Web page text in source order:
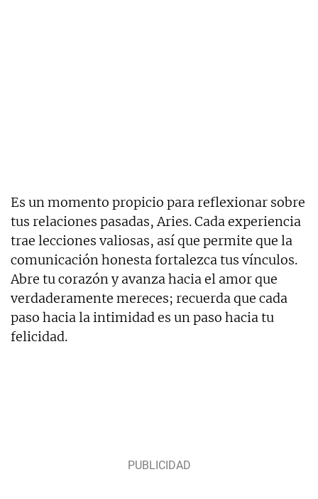
Es un momento propicio para reflexionar sobre
tus relaciones pasadas, Aries. Cada experiencia
trae lecciones valiosas, así que permite que la
comunicación honesta fortalezca tus vínculos.
Abre tu corazón y avanza hacia el amor que
verdaderamente mereces; recuerda que cada
paso hacia la intimidad es un paso hacia tu
felicidad.